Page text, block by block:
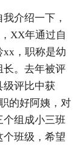
介绍一下，
XX年通过自
xx，职称是幼
长。去年被评
级评比中获
的好阿姨，对
个组成小三班
个班级，希望